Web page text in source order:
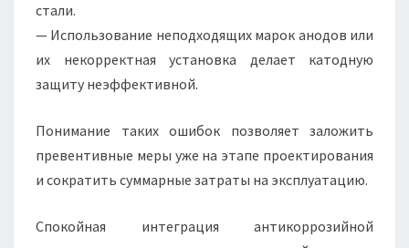
стали.
— Использование неподходящих марок анодов или
их некорректная установка делает катодную
защиту неэффективной.
Понимание таких ошибок позволяет заложить
превентивные меры уже на этапе проектирования
и сократить суммарные затраты на эксплуатацию.
Спокойная интеграция антикоррозийной